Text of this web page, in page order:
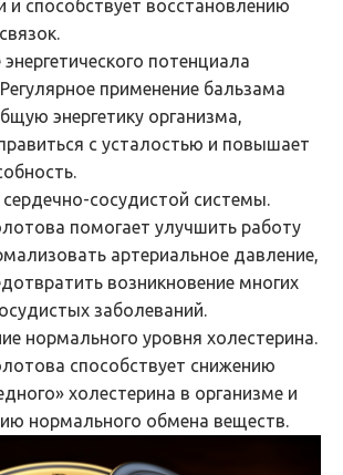
и способствует восстановлению
потенциала
применение бальзама
энергетику организма,
с усталостью и повышает
сердечно-сосудистой системы.
помогает улучшить работу
артериальное давление,
возникновение многих
заболеваний.
нормального уровня холестерина.
способствует снижению
холестерина в организме и
нормального обмена веществ.